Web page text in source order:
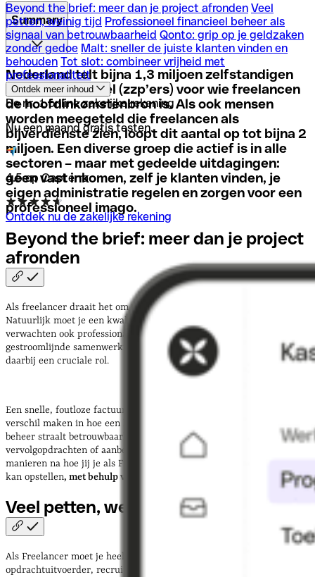
Beyond the brief: meer dan je project afronden Veel
petten, weinig tijd Professioneel financieel beheer als
signaal van betrouwbaarheid Qonto: grip op je geldzaken
zonder gedoe Malt: sneller de juiste klanten vinden en
behouden Tot slot: combineer vrijheid met
professionaliteit
Ontdek meer inhoud
De nr. 1 online zakelijke rekening
Nu een maand gratis testen.
4.5 op Capterra
Ontdek nu de zakelijke rekening
Summary
Beyond the brief: meer dan je project afronden Veel
petten, weinig tijd Professioneel financieel beheer als
signaal van betrouwbaarheid Qonto: grip op je geldzaken
zonder gedoe Malt: sneller de juiste klanten vinden en
behouden Tot slot: combineer vrijheid met
professionaliteit
Nederland telt bijna 1,3 miljoen zelfstandigen
zonder personeel (zzp’ers) voor wie freelancen
de hoofdinkomstenbron is. Als ook mensen
worden meegeteld die freelancen als
bijverdienste zien, loopt dit aantal op tot bijna 2
miljoen. Een diverse groep die actief is in alle
sectoren – maar met gedeelde uitdagingen:
geen vast inkomen, zelf je klanten vinden, je
eigen administratie regelen en zorgen voor een
professioneel imago.
Beyond the brief: meer dan je project
afronden
Als freelancer draait het om meer dan vakinhoudelijke expertise.
Natuurlijk moet je een kwalitatief resultaat opleveren, maar klanten
verwachten ook professionaliteit, betrouwbaarheid en een
gestroomlijnde samenwerking. Hoe je je financiën organiseert, speelt
daarbij een cruciale rol.
Een snelle, foutloze factuur of helder inzicht in je kosten kan het
verschil maken in hoe een klant jou ervaart. Professioneel financieel
beheer straalt betrouwbaarheid uit, en dát vergroot je kansen op
vervolgopdrachten of aanbevelingen. In dit artikel gaan we een paar
manieren na hoe jij je als Freelancer
kan opstellen, met behulp van handige tools.
Veel petten, weinig tijd
Als Freelancer moet je heel veel petten op. Je bent immers
opdrachtuitvoerder, recruiter van opdrachten, salespersoon, inkoper